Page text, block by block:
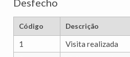
Desfecho
Código Descrição
1 Visita realizada